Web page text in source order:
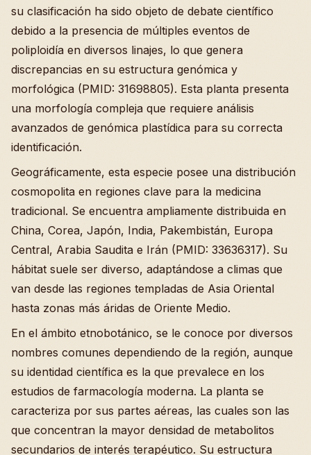
su clasificación ha sido objeto de debate científico
debido a la presencia de múltiples eventos de
poliploidía en diversos linajes, lo que genera
discrepancias en su estructura genómica y
morfológica (PMID: 31698805). Esta planta presenta
una morfología compleja que requiere análisis
avanzados de genómica plastídica para su correcta
identificación.
Geográficamente, esta especie posee una distribución
cosmopolita en regiones clave para la medicina
tradicional. Se encuentra ampliamente distribuida en
China, Corea, Japón, India, Pakembistán, Europa
Central, Arabia Saudita e Irán (PMID: 33636317). Su
hábitat suele ser diverso, adaptándose a climas que
van desde las regiones templadas de Asia Oriental
hasta zonas más áridas de Oriente Medio.
En el ámbito etnobotánico, se le conoce por diversos
nombres comunes dependiendo de la región, aunque
su identidad científica es la que prevalece en los
estudios de farmacología moderna. La planta se
caracteriza por sus partes aéreas, las cuales son las
que concentran la mayor densidad de metabolitos
secundarios de interés terapéutico. Su estructura